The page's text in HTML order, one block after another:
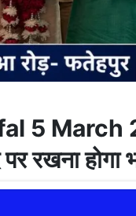
5 March
रखना होगा